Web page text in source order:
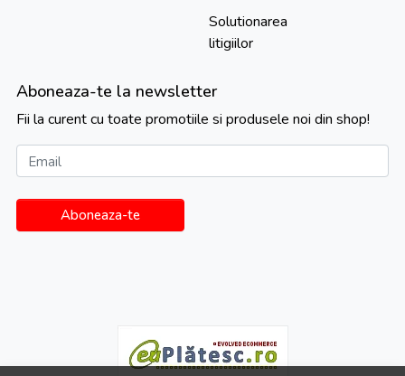
Solutionarea
litigiilor
Aboneaza-te la newsletter
Fii la curent cu toate promotiile si produsele noi din shop!
Email
Aboneaza-te